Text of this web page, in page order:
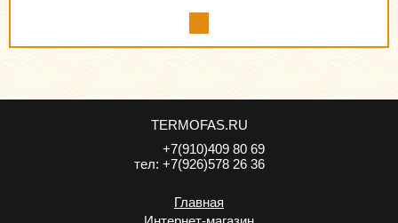
TERMOFAS.RU
тел:
+7(910)409 80 69
+7(926)578 26 36
Главная